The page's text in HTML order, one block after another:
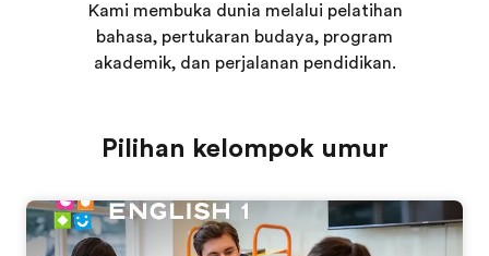
Kantor dan sekolah
Kantor terdekat
Bergabung dengan tim kami
Kami membuka dunia melalui pelatihan
bahasa, pertukaran budaya, program
akademik, dan perjalanan pendidikan.
Pilihan kelompok umur